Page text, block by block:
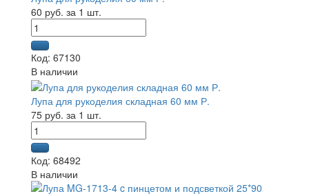
60 руб. за 1 шт.
Код: 67130
В наличии
Лупа для рукоделия складная 60 мм Р.
75 руб. за 1 шт.
Код: 68492
В наличии